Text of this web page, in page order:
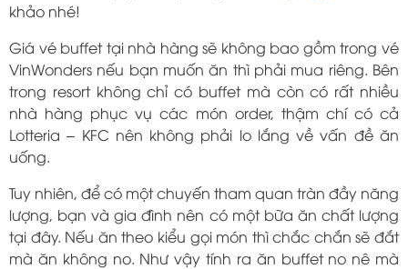
khảo nhé!
Giá vé buffet tại nhà hàng sẽ không bao gồm trong vé
VinWonders nếu bạn muốn ăn thì phải mua riêng. Bên
trong resort không chỉ có buffet mà còn có rất nhiều
nhà hàng phục vụ các món order, thậm chí có cả
Lotteria – KFC nên không phải lo lắng về vấn đề ăn
uống.
Tuy nhiên, để có một chuyến tham quan tràn đầy năng
lượng, bạn và gia đình nên có một bữa ăn chất lượng
tại đây. Nếu ăn theo kiểu gọi món thì chắc chắn sẽ đắt
mà ăn không no. Như vậy tính ra ăn buffet no nê mà